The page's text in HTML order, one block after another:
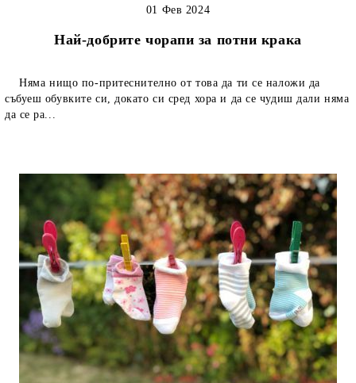
Най-добрите чорапи за потни крака
01 Фев 2024
Няма нищо по-притеснително от това да ти се наложи да
събуеш обувките си, докато си сред хора и да се чудиш дали няма
да се ра...